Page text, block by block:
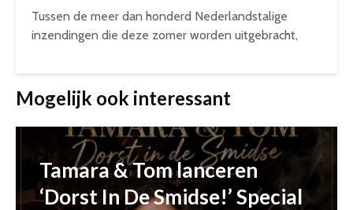
Tussen de meer dan honderd Nederlandstalige
inzendingen die deze zomer worden uitgebracht,
Mogelijk ook interessant
Tamara & Tom lanceren
‘Dorst In De Smidse!’ Special